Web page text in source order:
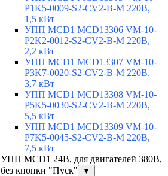
P1K5-0009-S2-CV2-B-M 220В,
1,5 кВт
УПП MCD1 MCD13306 VM-10-
P2K2-0012-S2-CV2-B-M 220В,
2,2 кВт
УПП MCD1 MCD13307 VM-10-
P3K7-0020-S2-CV2-B-M 220В,
3,7 кВт
УПП MCD1 MCD13308 VM-10-
P5K5-0030-S2-CV2-B-M 220В,
5,5 кВт
УПП MCD1 MCD13309 VM-10-
P7K5-0045-S2-CV2-B-M 220В,
7,5 кВт
УПП MCD1 24В, для двигателей 380В,
без кнопки "Пуск"
▼